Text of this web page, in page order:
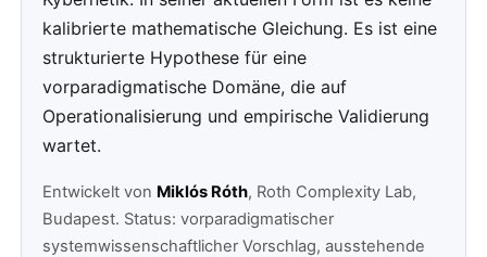
kalibrierte mathematische Gleichung. Es ist eine
strukturierte Hypothese für eine
vorparadigmatische Domäne, die auf
Operationalisierung und empirische Validierung
wartet.
Entwickelt von Miklós Róth, Roth Complexity Lab,
Budapest. Status: vorparadigmatischer
systemwissenschaftlicher Vorschlag, ausstehende